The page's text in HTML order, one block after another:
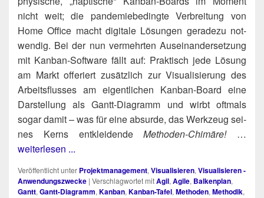
nicht weit; die pan­de­mie­be­ding­te Ver­brei­tung von
Home Office macht digi­ta­le Lösun­gen gera­de­zu not­
wen­dig. Bei der nun ver­mehr­ten Aus­ein­an­der­set­zung
mit Kan­ban-Soft­ware fällt auf: Prak­tisch jede Lösung
am Markt offe­riert zusätz­lich zur Visua­li­sie­rung des
Arbeits­flus­ses am eigent­li­chen Kan­ban-Board eine
Dar­stel­lung als Gantt-Dia­gramm und wirbt oft­mals
sogar damit – was für eine absur­de, das Werk­zeug sei­
nes Kerns ent­klei­den­deMetho­den-Chi­mä­re!…
weiterlesen ...
Veröffentlicht unter Projektmanagement,Visualisieren,Visualisieren -
Anwendungszwecke | Verschlagwortet mitAgil,Agile, Balkenplan,
Gantt,Gantt-Diagramm,Kanban,Kanban-Tafel,Methoden,Methodik,